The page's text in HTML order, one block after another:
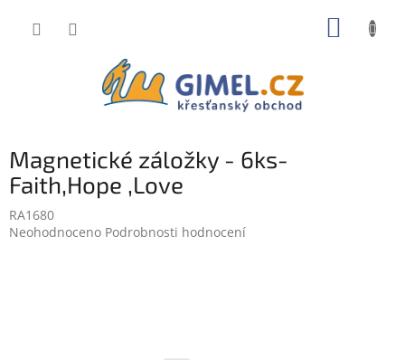
Magnetické záložky - 6ks-
Faith,Hope ,Love
RA1680
Průměrné
Neohodnoceno Podrobnosti hodnocení